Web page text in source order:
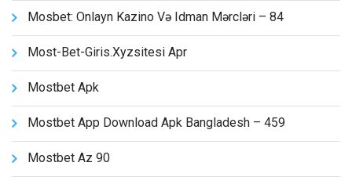
Mosbet: Onlayn Kazino Və Idman Mərcləri – 84
Most-Bet-Giris.xyzsitesi Apr
Mostbet Apk
Mostbet App Download Apk Bangladesh – 459
Mostbet Az 90